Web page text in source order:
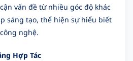
vấn đề từ nhiều góc độ khác
sáng tạo, thể hiện sự hiểu biết
nghệ.
Hợp Tác